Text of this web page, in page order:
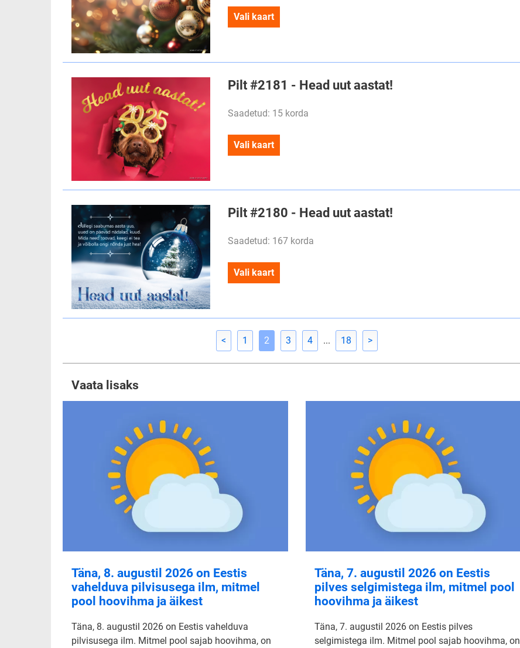
Vali kaart
Pilt #2181 - Head uut aastat!
Saadetud: 15 korda
Vali kaart
Pilt #2180 - Head uut aastat!
Saadetud: 167 korda
Vali kaart
< 1 2 3 4 ... 18 >
Vaata lisaks
Täna, 8. augustil 2026 on Eestis
vahelduva pilvisusega ilm, mitmel
pool hoovihma ja äikest
Täna, 8. augustil 2026 on Eestis vahelduva
pilvisusega ilm. Mitmel pool sajab hoovihma, on
Täna, 7. augustil 2026 on Eestis
pilves selgimistega ilm, mitmel pool
hoovihma ja äikest
Täna, 7. augustil 2026 on Eestis pilves
selgimistega ilm. Mitmel pool sajab hoovihma, on